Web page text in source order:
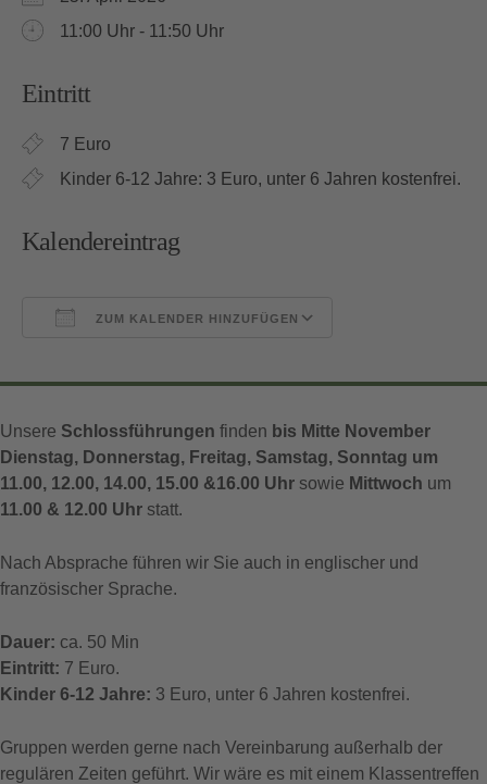
11:00 Uhr - 11:50 Uhr
Eintritt
7 Euro
Kinder 6-12 Jahre: 3 Euro, unter 6 Jahren kostenfrei.
Kalendereintrag
ZUM KALENDER HINZUFÜGEN
Unsere Schlossführungen finden bis Mitte November
Dienstag, Donnerstag, Freitag, Samstag, Sonntag um
11.00, 12.00, 14.00, 15.00 &16.00 Uhr sowie Mittwoch um
11.00 & 12.00 Uhr statt.
Nach Absprache führen wir Sie auch in englischer und
französischer Sprache.
Dauer: ca. 50 Min
Eintritt: 7 Euro.
Kinder 6-12 Jahre: 3 Euro, unter 6 Jahren kostenfrei.
Gruppen werden gerne nach Vereinbarung außerhalb der
regulären Zeiten geführt. Wir wäre es mit einem Klassentreffen